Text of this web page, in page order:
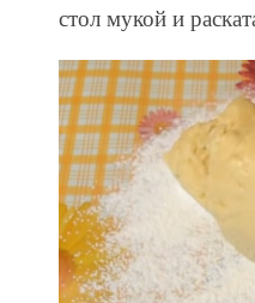
стол мукой и